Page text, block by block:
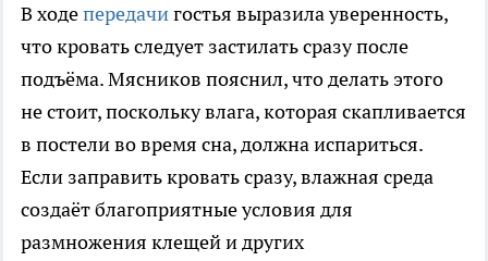
В ходепередачигостья выразила уверенность,
что кровать следует застилать сразу после
подъёма. Мясников пояснил, что делать этого
не стоит, поскольку влага, которая скапливается
в постели во время сна, должна испариться.
Если заправить кровать сразу, влажная среда
создаёт благоприятные условия для
размножения клещей и других